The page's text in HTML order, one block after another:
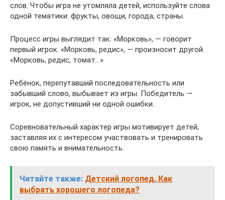
слов. Чтобы игра не утомляла детей, используйте слова
одной тематики: фрукты, овощи, города, страны.
Процесс игры выглядит так: «Морковь», — говорит
первый игрок. «Морковь, редис», — произносит другой.
«Морковь, редис, томат…»
Ребёнок, перепутавший последовательность или
забывший слово, выбывает из игры. Победитель —
игрок, не допустивший ни одной ошибки.
Соревновательный характер игры мотивирует детей,
заставляя их с интересом участвовать и тренировать
свою память и внимательность.
Читайте также: Детский логопед. Как
выбрать хорошего логопеда?